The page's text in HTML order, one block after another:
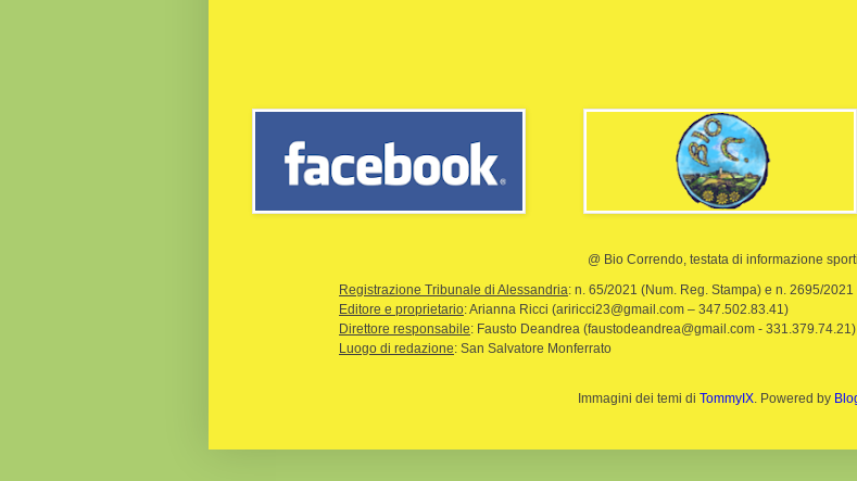
@ Bio Correndo, testata di informazione
Registrazione Tribunale di Alessandria: n. 65/2021 (Num. Reg. Stampa) e n. 2695/
Editore e proprietario: Arianna Ricci (ariricci23@gmail.com – 347.502.83.41)
Direttore responsabile: Fausto Deandrea (faustodeandrea@gmail.com - 331.379.74.21)
Luogo di redazione: San Salvatore Monferrato
Immagini dei temi di TommyIX. Powered by